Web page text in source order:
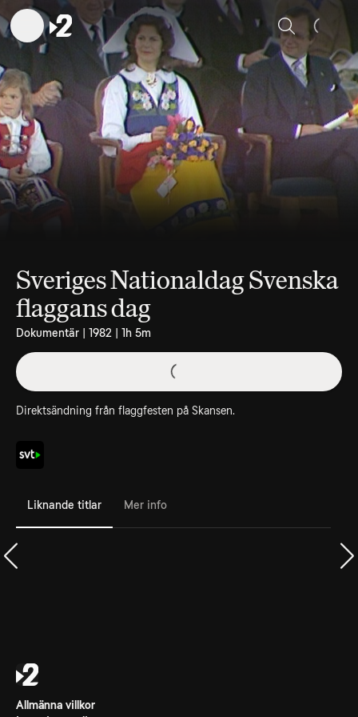
Sök
Sveriges Nationaldag Svenska
flaggans dag
Dokumentär | 1982 | 1h 5m
Direktsändning från flaggfesten på Skansen.
Liknande titlar Mer info
Allmänna villkor